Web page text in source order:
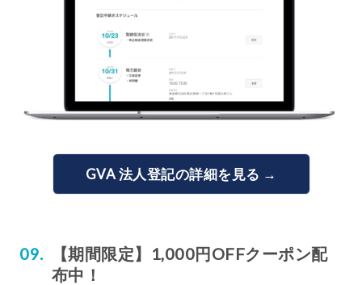
GVA 法人登記の詳細を見る →
【期間限定】1,000円OFFクーポン配
布中！